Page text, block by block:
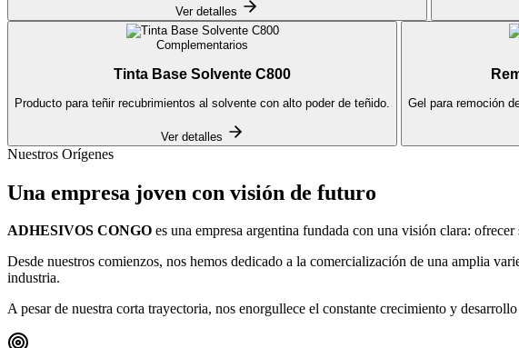
Ver detalles
Complementarios
Tinta Base Solvente C800
Producto para teñir recubrimientos al solvente con alto poder de teñido.
Ver detalles
Gel para remoción
Nuestros Orígenes
Una empresa joven con visión de futuro
ADHESIVOS CONGO es una empresa argentina fundada con una visión clara:
Desde nuestros comienzos, nos hemos dedicado a la comercialización de una amplia
industria.
A pesar de nuestra corta trayectoria, nos enorgullece el constante crecimiento y